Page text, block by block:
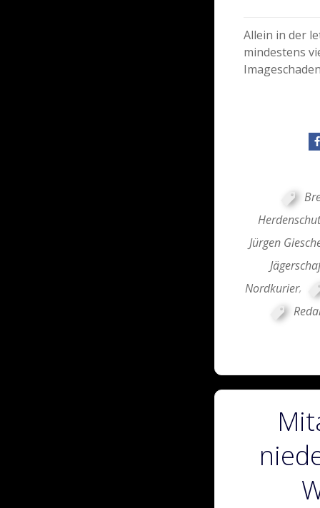
Allein in der
mindestens
Jürgen
Nordkurier,